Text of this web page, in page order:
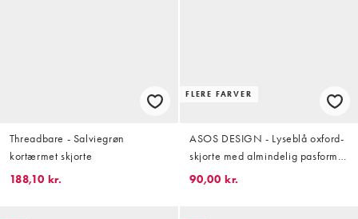
Threadbare - Salviegrøn
kortærmet skjorte
188,10 kr.
FLERE FARVER
ASOS DESIGN - Lyseblå oxford-
skjorte med almindelig pasform
og broderi på brystet
90,00 kr.